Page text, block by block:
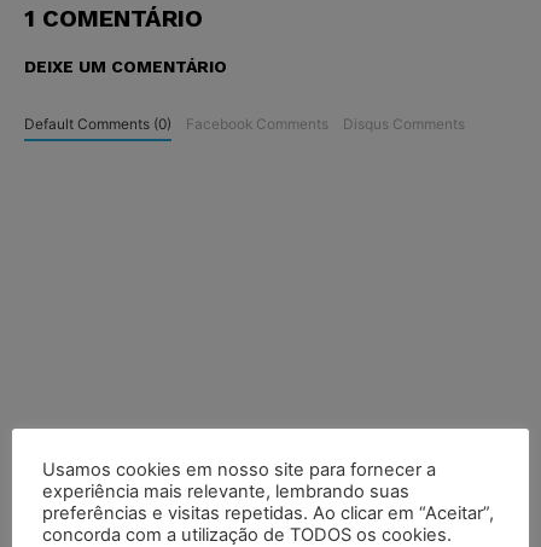
1 COMENTÁRIO
DEIXE UM COMENTÁRIO
Default Comments (0) Facebook Comments Disqus Comments
Usamos cookies em nosso site para fornecer a
experiência mais relevante, lembrando suas
preferências e visitas repetidas. Ao clicar em “Aceitar”,
concorda com a utilização de TODOS os cookies.